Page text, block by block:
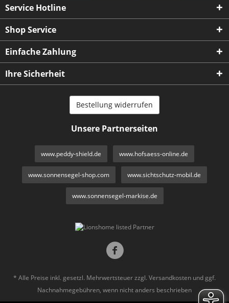
Service Hotline
Shop Service
Einfache Zahlung
Ihre Sicherheit
Bestellung widerrufen
Unsere Partnerseiten
www.peddy-shield.de www.hofsaess-online.de
www.sonnensegel-shop.com www.sichtschutz-mobil.de
www.sonnensegel-markise.de
* Alle Preise inkl. gesetzl. Mehrwertsteuer zzgl. Versandkosten und ggf.
Nachnahmegebühren, wenn nicht anders beschrieben